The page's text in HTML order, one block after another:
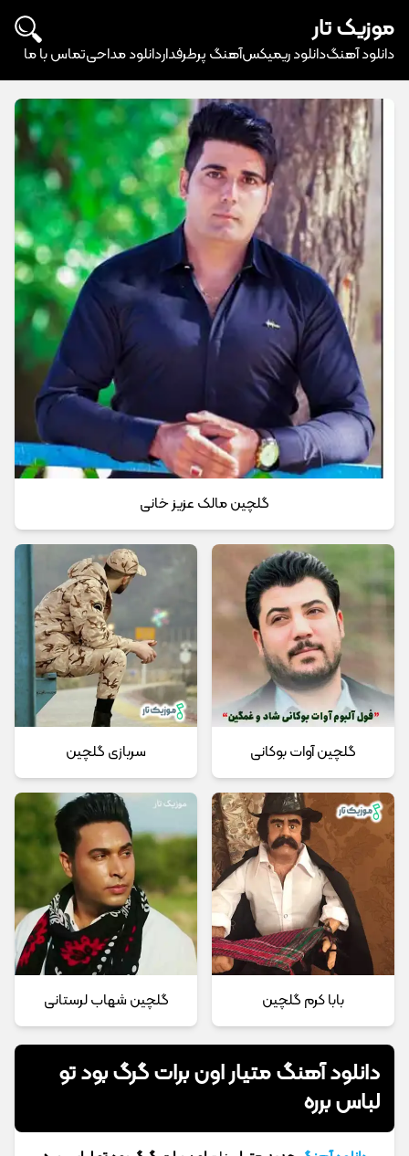
موزیک تار
دانلود آهنگدانلود ریمیکسآهنگ پرطرفداردانلود مداحیتماس با ما
گلچین مالک عزیز خانی
گلچین آوات بوکانی سربازی گلچین
بابا کرم گلچین گلچین شهاب لرستانی
دانلود آهنگ متیار اون برات گرگ بود تو
لباس برره